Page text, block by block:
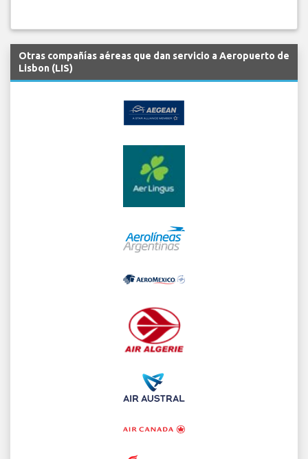
Otras compañías aéreas que dan servicio a Aeropuerto de
Lisbon (LIS)